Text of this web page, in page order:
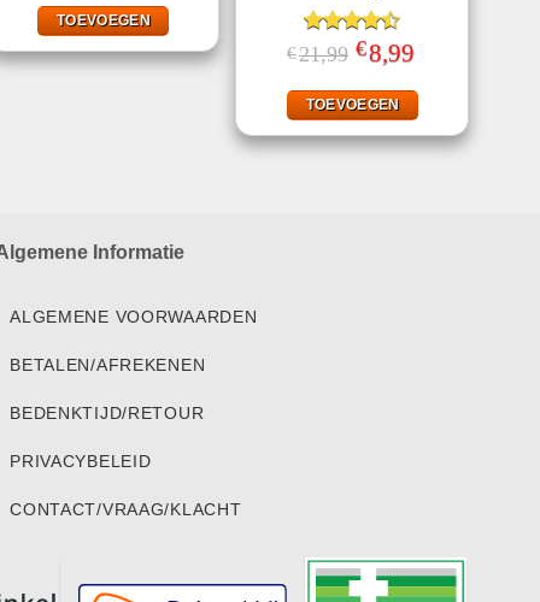
€5,00. €2,00.
TOEVOEGEN
Gewaardeerd
4.50 uit 5
€21,99 Oorspronkelijke
prijs
€21,99.
€8,99
€8,99.
TOEVOEGEN
Informatie
ALGEMENE VOORWAARDEN
BETALEN/AFREKENEN
BEDENKTIJD/RETOUR
PRIVACYBELEID
CONTACT/VRAAG/KLACHT